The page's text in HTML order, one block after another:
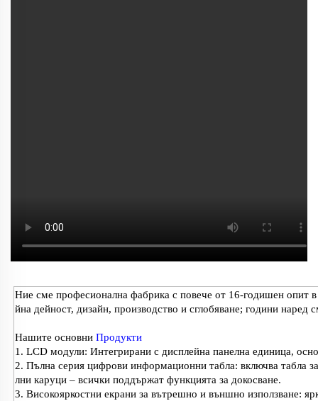
Ние сме професионална фабрика с повече от 16-годишен опит
йна дейност, дизайн, производство и сглобяване; години наред
Нашите основни Продукти
1. LCD модули: Интегрирани с дисплейна панелна единица,
2. Пълна серия цифрови информационни табла: включва табла
лни каруци – всички поддържат функцията за докосване.
3. Високояркостни екрани за вътрешно и външно използване: